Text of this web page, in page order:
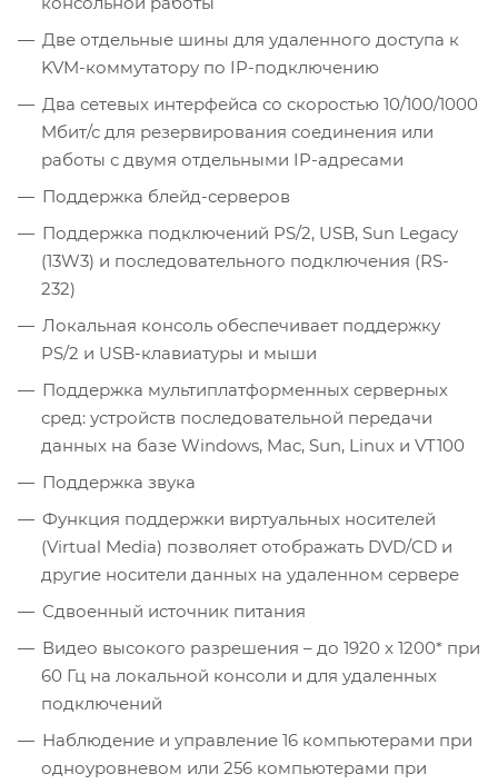
Две отдельные шины для удаленного доступа к
KVM-коммутатору по IP-подключению
Два сетевых интерфейса со скоростью 10/100/1000
Mбит/с для резервирования соединения или
работы с двумя отдельными IP-адресами
Поддержка блейд-серверов
Поддержка подключений PS/2, USB, Sun Legacy
(13W3) и последовательного подключения (RS-
232)
Локальная консоль обеспечивает поддержку
PS/2 и USB-клавиатуры и мыши
Поддержка мультиплатформенных серверных
сред: устройств последовательной передачи
данных на базе Windows, Mac, Sun, Linux и VT100
Поддержка звука
Функция поддержки виртуальных носителей
(Virtual Media) позволяет отображать DVD/CD и
другие носители данных на удаленном сервере
Сдвоенный источник питания
Видео высокого разрешения – до 1920 x 1200* при
60 Гц на локальной консоли и для удаленных
подключений
Наблюдение и управление 16 компьютерами при
одноуровневом или 256 компьютерами при